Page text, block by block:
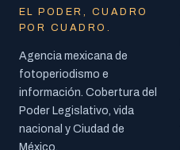
EL PODER, CUADRO
POR CUADRO.
Agencia mexicana de
fotoperiodismo e
información. Cobertura del
Poder Legislativo, vida
nacional y Ciudad de
México.